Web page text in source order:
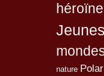
héroïne
nature Polar